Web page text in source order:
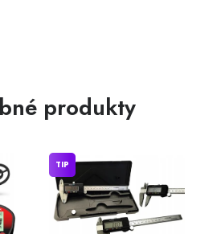
produkty
TIP